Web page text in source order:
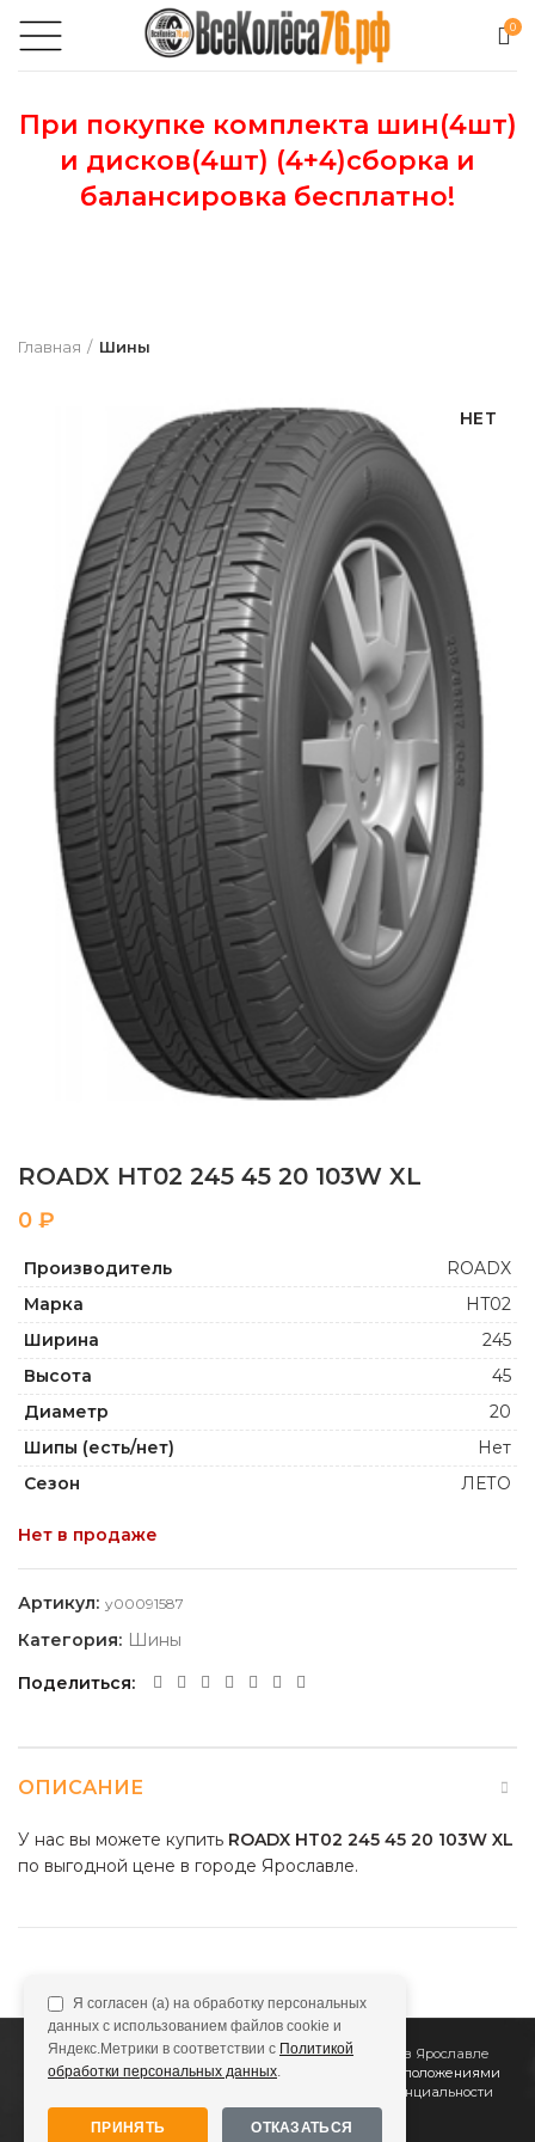
0
При покупке комплекта шин(4шт)
и дисков(4шт) (4+4)сборка и
балансировка бесплатно!
Главная Шины
НЕТ
ROADX HT02 245 45 20 103W XL
₽
Производитель
ROADX
Марка
HT02
Ширина
245
Высота
45
Диаметр
20
Шипы (есть/нет)
Нет
Сезон
ЛЕТО
Нет в продаже
Артикул: y00091587
Категория: Шины
Поделиться
ОПИСАНИЕ
У нас вы можете купить ROADX HT02 245 45 20 103W XL
по выгодной цене в городе Ярославле.
2011Все Колёса Интернет-магазин шин и дисков в Ярославле
Сайт не является публичной офертой, определяемой положениями
Политике конфиденциальности
Я согласен (а) на обработку персональных
данных с использованием файлов cookie и
Яндекс.Метрики в соответствии с Политикой
обработки персональных данных.
ПРИНЯТЬ ОТКАЗАТЬСЯ